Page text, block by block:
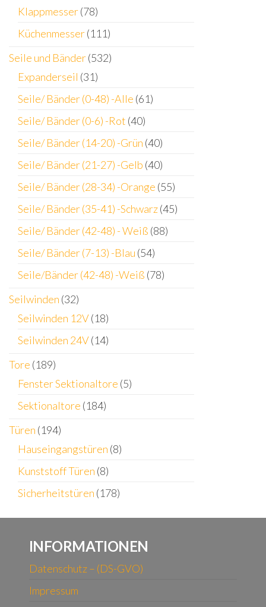
Klappmesser(78)
Küchenmesser(111)
Seile und Bänder(532)
Expanderseil (31)
Seile/ Bänder (0-48) -Alle (61)
Seile/ Bänder (0-6) -Rot (40)
Seile/ Bänder (14-20) -Grün (40)
Seile/ Bänder (21-27) -Gelb (40)
Seile/ Bänder (28-34) -Orange (55)
Seile/ Bänder (35-41) -Schwarz(45)
Seile/ Bänder (42-48) - Weiß (88)
Seile/ Bänder (7-13) -Blau (54)
Seile/Bänder (42-48) -Weiß (78)
Seilwinden (32)
Seilwinden 12V(18)
Seilwinden 24V(14)
Tore (189)
Fenster Sektionaltore (5)
Sektionaltore (184)
Türen (194)
Hauseingangstüren (8)
Kunststoff Türen (8)
Sicherheitstüren (178)
INFORMATIONEN
Datenschutz – (DS-GVO)
Impressum